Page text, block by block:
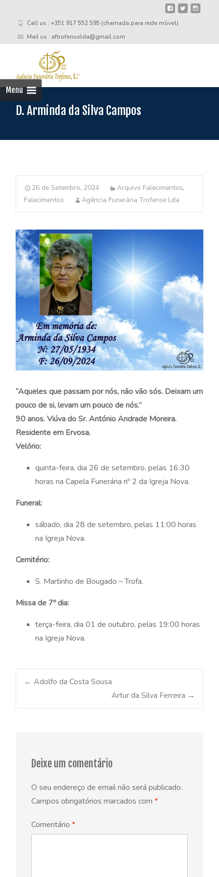
Call us : +351 917 552 595 (chamada para rede móvel)
Mail us : aftrofenselda@gmail.com
Menu
D. Arminda da Silva Campos
26 de Setembro, 2024 Arquivo Falecimentos,
Falecimentos
Agência Funerária Trofense Lda
“Aqueles que passam por nós, não vão sós. Deixam um
pouco de si, levam um pouco de nós.”
90 anos. Viúva do Sr. António Andrade Moreira.
Residente em Ervosa.
Velório:
quinta-feira, dia 26 de setembro, pelas 16:30
horas na Capela Funerária nº 2 da Igreja Nova.
Funeral:
sábado, dia 28 de setembro, pelas 11:00 horas
na Igreja Nova.
Cemitério:
S. Martinho de Bougado – Trofa.
Missa de 7º dia:
terça-feira, dia 01 de outubro, pelas 19:00 horas
na Igreja Nova.
Post
← Adolfo da Costa Sousa
Artur da Silva Ferreira →
Deixe um comentário
O seu endereço de email não será publicado.
Campos obrigatórios marcados com *
Comentário *